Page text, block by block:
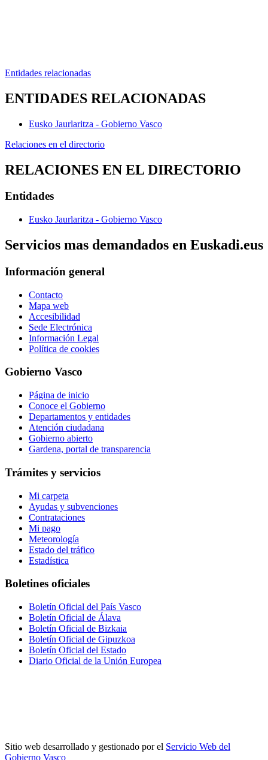
Entidades relacionadas
ENTIDADES RELACIONADAS
Eusko Jaurlaritza - Gobierno Vasco
Relaciones en el directorio
RELACIONES EN EL DIRECTORIO
Entidades
Eusko Jaurlaritza - Gobierno Vasco
Servicios mas demandados en Euskadi.eus
Información general
Contacto
Mapa web
Accesibilidad
Sede Electrónica
Información Legal
Política de cookies
Gobierno Vasco
Página de inicio
Conoce el Gobierno
Departamentos y entidades
Atención ciudadana
Gobierno abierto
Gardena, portal de transparencia
Trámites y servicios
Mi carpeta
Ayudas y subvenciones
Contrataciones
Mi pago
Meteorología
Estado del tráfico
Estadística
Boletines oficiales
Boletín Oficial del País Vasco
Boletín Oficial de Álava
Boletín Oficial de Bizkaia
Boletín Oficial de Gipuzkoa
Boletín Oficial del Estado
Diario Oficial de la Unión Europea
Sitio web desarrollado y gestionado por el Servicio Web del
Gobierno Vasco